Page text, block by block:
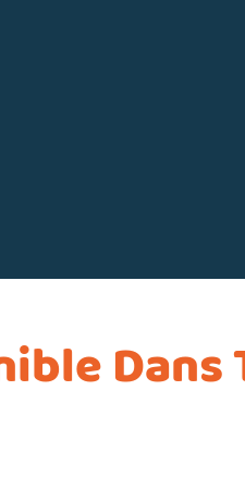
Dans